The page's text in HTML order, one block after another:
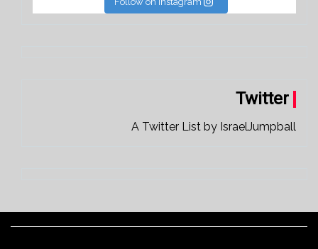
Twitter
A Twitter List by IsraelJumpball